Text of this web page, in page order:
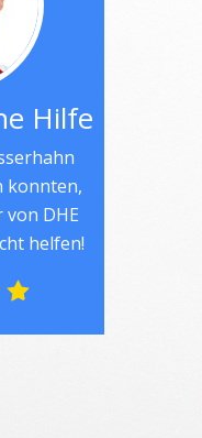
Hilfe
konnten,
DHE
helfen!